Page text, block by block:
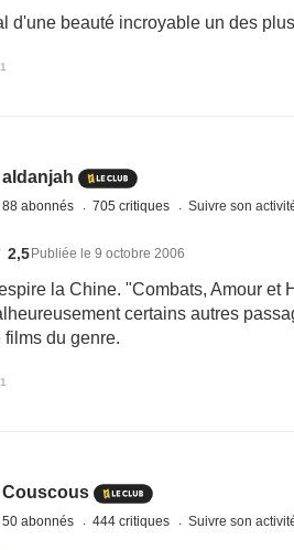
d'une beauté incroyable un des
1
aldanjah
88 abonnés 705 critiques Suivre son
2,5 Publiée le 9 octobre 2006
la Chine. "Combats, Amour et
certains autres
films du genre.
1
Couscous
50 abonnés 444 critiques Suivre son